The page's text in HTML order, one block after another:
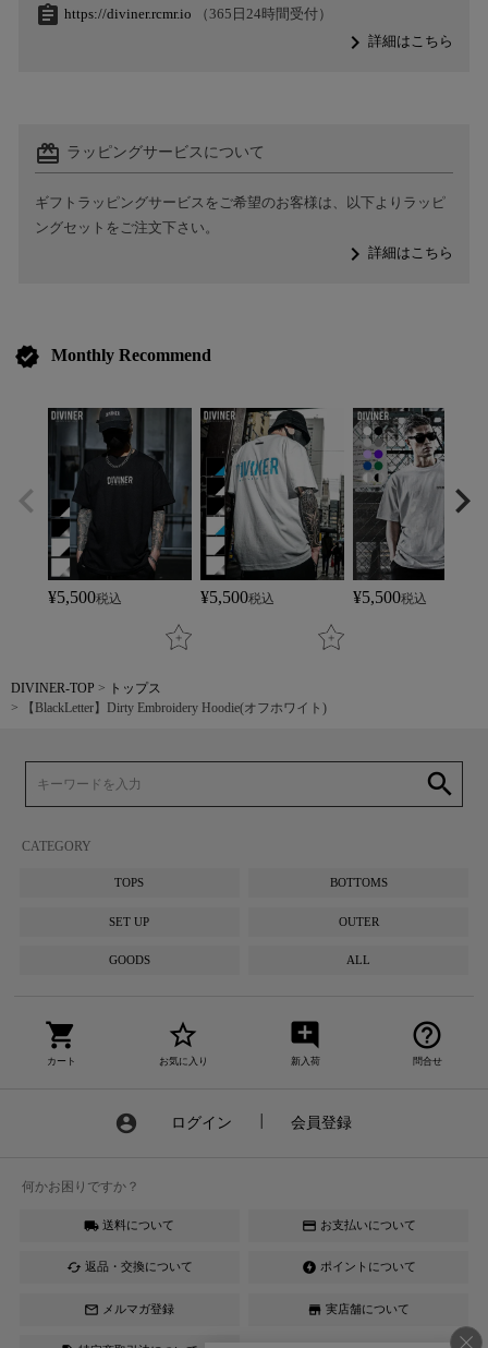
assignment https://diviner.rcmr.io （365日24時間受付）
navigate_next詳細はこちら
card_giftcard ラッピングサービスについて
ギフトラッピングサービスをご希望のお客様は、以下よりラッピ
ングセットをご注文下さい。
navigate_next詳細はこちら
verified Monthly Recommend
¥5,500税込 ¥5,500税込 ¥5,500税込
DIVINER-TOP
トップス
【BlackLetter】Dirty Embroidery Hoodie(オフホワイト)
search
CATEGORY
TOPS BOTTOMS
SET UP OUTER
GOODS ALL
shopping_cart
カート
star_border
お気に入り
add_comment
新入荷
help_outline
問合せ
account_circle ログイン 会員登録
何かお困りですか？
local_shipping 送料について credit_card お支払いについて
cached 返品・交換について offline_bolt ポイントについて
mail_outline メルマガ登録 store 実店舗について